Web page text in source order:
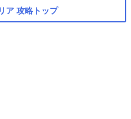
ア 攻略トップ